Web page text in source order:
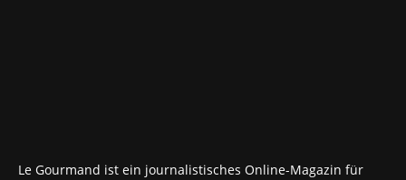
Le Gourmand ist ein journalistisches Online-Magazin für